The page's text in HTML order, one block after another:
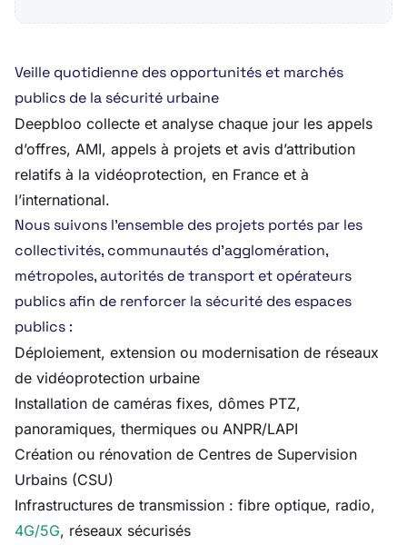
Veille quotidienne des opportunités et marchés
publics de la sécurité urbaine
Deepbloo collecte et analyse chaque jour les appels
d’offres, AMI, appels à projets et avis d’attribution
relatifs à la vidéoprotection, en France et à
l’international.
Nous suivons l’ensemble des projets portés par les
collectivités, communautés d’agglomération,
métropoles, autorités de transport et opérateurs
publics afin de renforcer la sécurité des espaces
publics :
Déploiement, extension ou modernisation de réseaux
de vidéoprotection urbaine
Installation de caméras fixes, dômes PTZ,
panoramiques, thermiques ou ANPR/LAPI
Création ou rénovation de Centres de Supervision
Urbains (CSU)
Infrastructures de transmission : fibre optique, radio,
4G/5G, réseaux sécurisés